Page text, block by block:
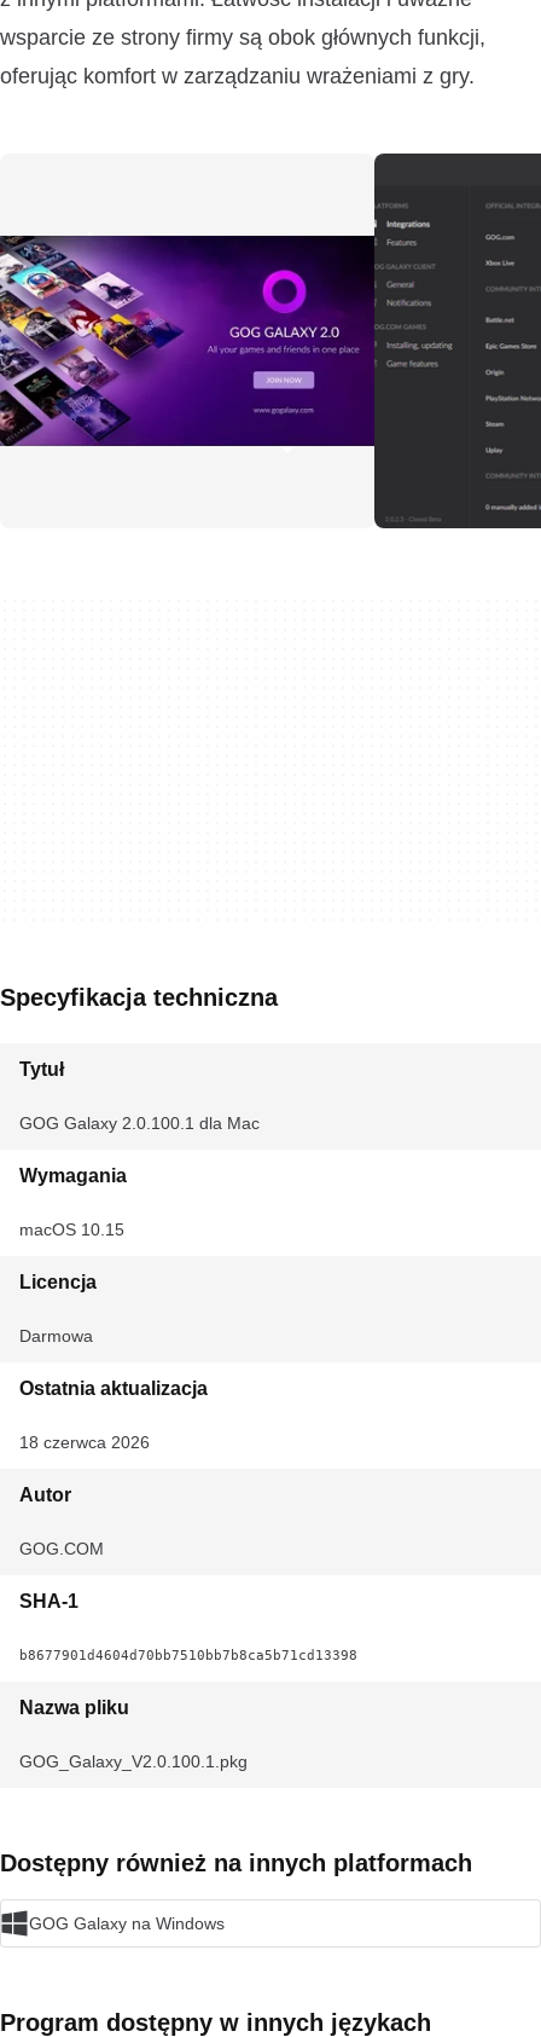
wsparcie ze strony firmy są obok głównych funkcji,
oferując komfort w zarządzaniu wrażeniami z gry.
Specyfikacja techniczna
Tytuł
GOG Galaxy 2.0.100.1 dla Mac
Wymagania
macOS 10.15
Licencja
Darmowa
Ostatnia aktualizacja
18 czerwca 2026
Autor
GOG.COM
SHA-1
b8677901d4604d70bb7510bb7b8ca5b71cd13398
Nazwa pliku
GOG_Galaxy_V2.0.100.1.pkg
Dostępny również na innych platformach
GOG Galaxy na Windows
Program dostępny w innych językach